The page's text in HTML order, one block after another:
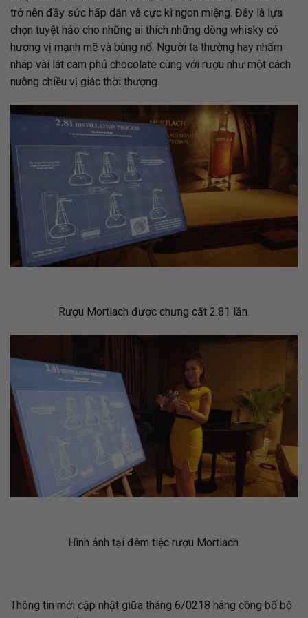
trở nên đầy sức hấp dẫn và cực kì ngon miệng. Đây là lựa
chọn tuyệt hảo cho những ai thích những dòng whisky có
hương vị mạnh mẽ và bùng nổ. Người ta thường hay nhấm
nháp vài lát cam phủ chocolate cùng với rượu như một cách
nuông chiều vị giác thời thượng.
Rượu Mortlach được chưng cất 2.81 lần.
Hình ảnh tại đêm tiệc rượu Mortlach.
Thông tin mới cập nhật giữa tháng 6/0218 hãng công bố bộ